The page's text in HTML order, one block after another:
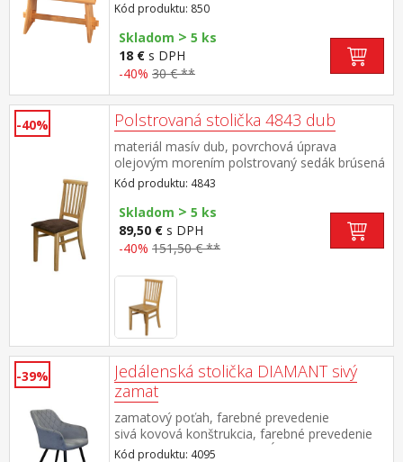
Kód produktu: 850
Skladom > 5 ks
18 € s DPH
-40% 30 € **
-40% Polstrovaná stolička 4843 dub
materiál masív dub, povrchová úprava
olejovým morením polstrovaný sedák brúsená
koža – imitácia, farebné prevedenie
hnedá výška sedu 45 cm, vhodná k
jedálenskému stolu 4840
Kód produktu: 4843
Skladom > 5 ks
89,50 € s DPH
-40% 151,50 € **
-39%
Jedálenská stolička DIAMANT sivý
zamat
zamatový poťah, farebné prevedenie
sivá kovová konštrukcia, farebné prevedenie
čierna výška sedu 51 cm, hĺbka sedu 45,5
Kód produktu: 4095